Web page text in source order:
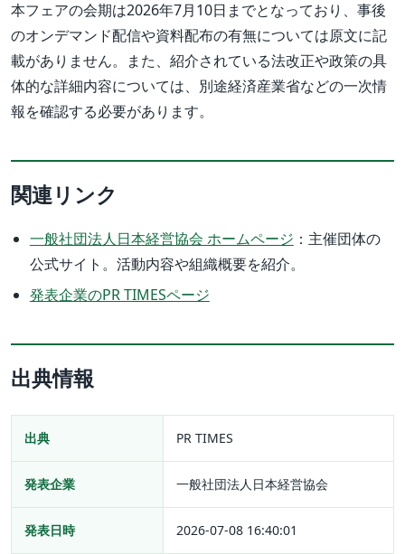
本フェアの会期は2026年7月10日までとなっており、事後
のオンデマンド配信や資料配布の有無については原文に記
載がありません。また、紹介されている法改正や政策の具
体的な詳細内容については、別途経済産業省などの一次情
報を確認する必要があります。
関連リンク
一般社団法人日本経営協会 ホームページ ：主催団体の
公式サイト。活動内容や組織概要を紹介。
発表企業のPR TIMESページ
出典情報
出典 PR TIMES
発表企業 一般社団法人日本経営協会
発表日時 2026-07-08 16:40:01